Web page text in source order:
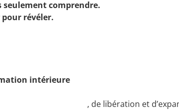
seulement comprendre.
révéler.
intérieure
, de libération et